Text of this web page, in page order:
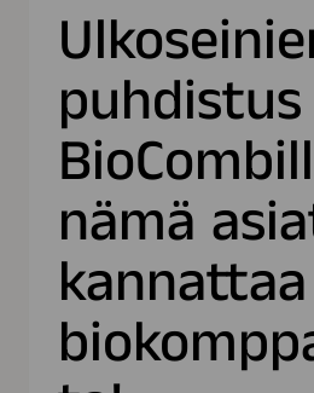
puhdistus
nämä